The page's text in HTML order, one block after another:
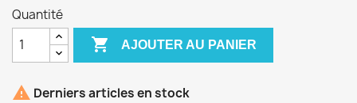
Quantité
 AJOUTER AU PANIER
 Derniers articles en stock